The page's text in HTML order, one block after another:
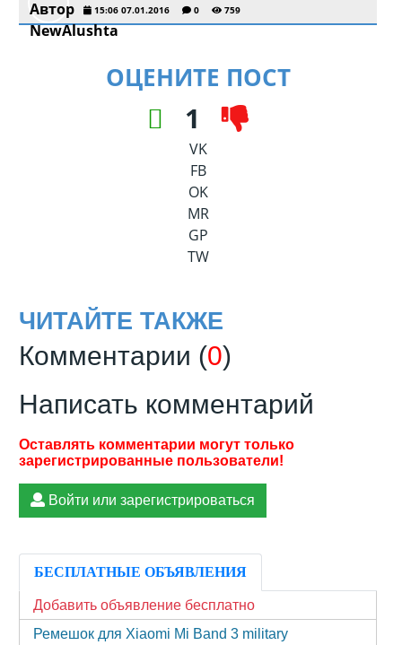
15:06 07.01.2016 0 759
ОЦЕНИТЕ ПОСТ
1
VK
FB
OK
MR
GP
TW
ЧИТАЙТЕ ТАКЖЕ
Комментарии (0)
Написать комментарий
Войти или зарегистрироваться
БЕСПЛАТНЫЕ ОБЪЯВЛЕНИЯ
Добавить объявление бесплатно
Ремешок для Xiaomi Mi Band 3 military